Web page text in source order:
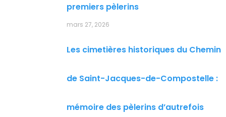
premiers pèlerins
mars 27, 2026
Les cimetières historiques du Chemin
de Saint-Jacques-de-Compostelle :
mémoire des pèlerins d’autrefois